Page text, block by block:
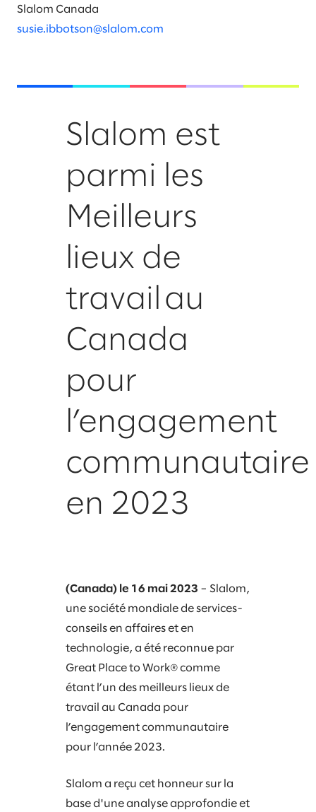
Slalom Canada
susie.ibbotson@slalom.com
Slalom est
parmi les
Meilleurs
lieux de
travail au
Canada
pour
l’engagement
communautaire
en 2023
(Canada) le 16 mai 2023 – Slalom,
une société mondiale de services-
conseils en affaires et en
technologie, a été reconnue par
Great Place to Work® comme
étant l’un des meilleurs lieux de
travail au Canada pour
l’engagement communautaire
pour l’année 2023.
Slalom a reçu cet honneur sur la
base d'une analyse approfondie et